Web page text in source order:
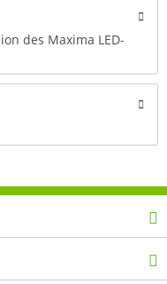
des Maxima LED-